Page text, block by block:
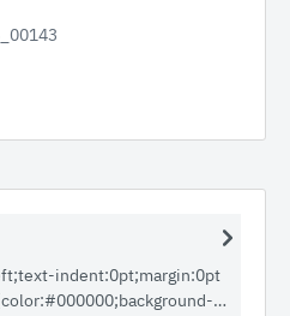
indent:0pt;margin:0pt
…